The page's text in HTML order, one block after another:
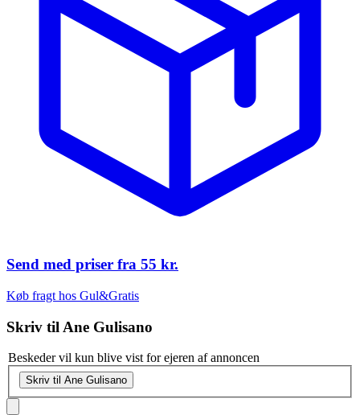
Send med priser fra 55 kr.
Køb fragt hos Gul&Gratis
Skriv til Ane Gulisano
Beskeder vil kun blive vist for ejeren af annoncen
Skriv til Ane Gulisano